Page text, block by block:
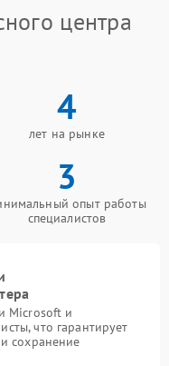
центра
4
лет на рынке
3
опыт работы
специалистов
Microsoft и
что гарантирует
сохранение